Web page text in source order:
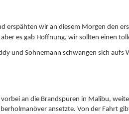
erspähten wir an diesem Morgen den
es gab Hoffnung, wir sollten einen
und Sohnemann schwangen sich
an die Brandspuren in Malibu,
ansetzte. Von der Fahrt